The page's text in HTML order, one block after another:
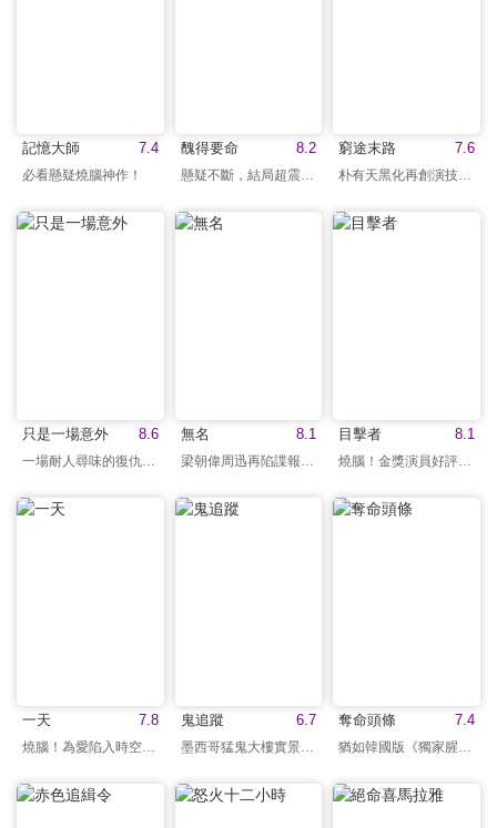
7.4
記憶大師
必看懸疑燒腦神作！
8.2
醜得要命
懸疑不斷，結局超震撼！
7.6
窮途末路
朴有天黑化再創演技巔峰
8.6
只是一場意外
一場耐人尋味的復仇鬧劇
8.1
無名
梁朝偉周迅再陷諜報疑雲
8.1
目擊者
燒腦！金獎演員好評演出
7.8
一天 6.7
鬼追蹤
墨西哥猛鬼大樓實景拍攝
7.4
奪命頭條